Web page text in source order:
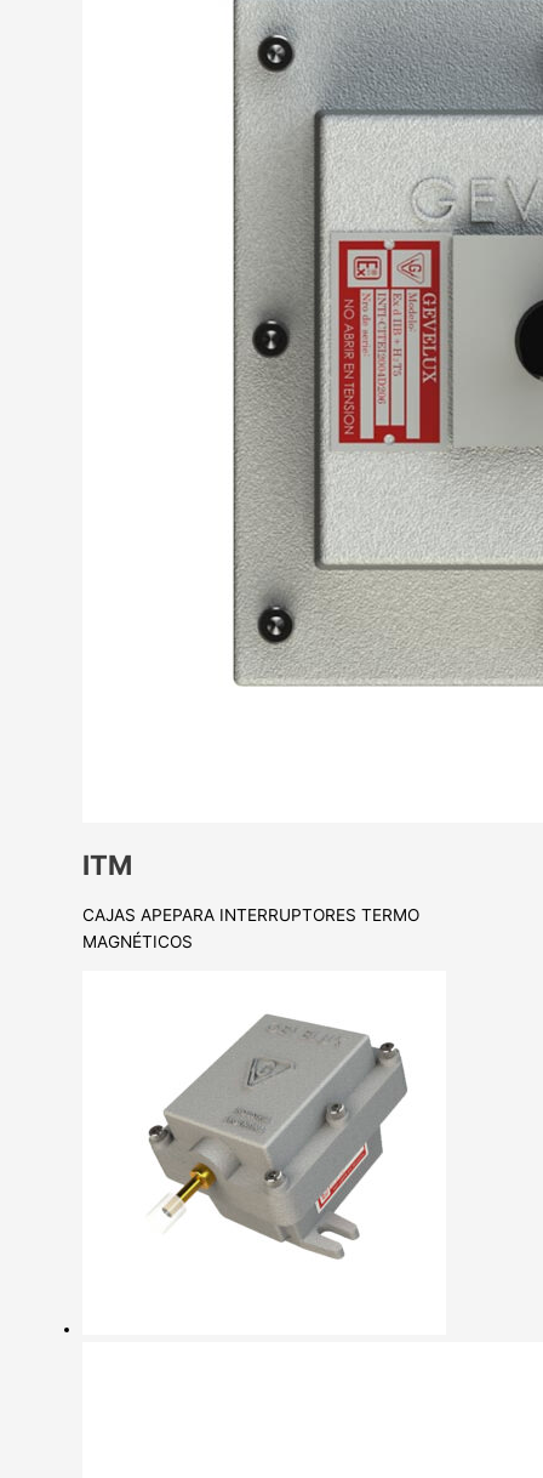
ITM
CAJAS APEPARA INTERRUPTORES TERMO
MAGNÉTICOS